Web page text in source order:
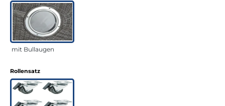
mit Bullaugen
Rollensatzauswählen